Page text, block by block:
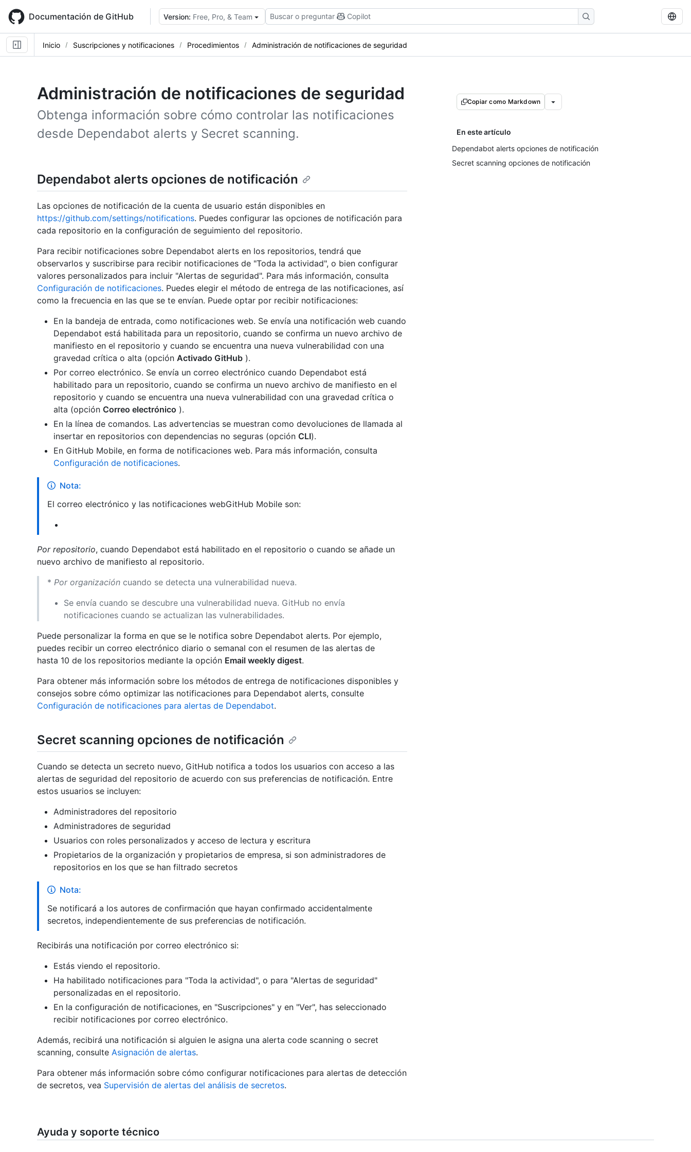
main
content
Documentación de GitHub Version: Free, Pro, & Team Buscar o preguntar Copilot
Inicio Suscripciones y notificaciones Procedimientos Administración de notificaciones de seguridad
Administración de notificaciones de seguridad
Obtenga información sobre cómo controlar las notificaciones
desde Dependabot alerts y Secret scanning.
Copiar como Markdown
En este artículo
Dependabot alerts opciones de notificación
Secret scanning opciones de notificación
Dependabot alerts opciones de notificación
Las opciones de notificación de la cuenta de usuario están disponibles en
https://github.com/settings/notifications. Puedes configurar las opciones de notificación para
cada repositorio en la configuración de seguimiento del repositorio.
Para recibir notificaciones sobre Dependabot alerts en los repositorios, tendrá que
observarlos y suscribirse para recibir notificaciones de "Toda la actividad", o bien configurar
valores personalizados para incluir "Alertas de seguridad". Para más información, consulta
Configuración de notificaciones. Puedes elegir el método de entrega de las notificaciones, así
como la frecuencia en las que se te envían. Puede optar por recibir notificaciones:
En la bandeja de entrada, como notificaciones web. Se envía una notificación web cuando
Dependabot está habilitada para un repositorio, cuando se confirma un nuevo archivo de
manifiesto en el repositorio y cuando se encuentra una nueva vulnerabilidad con una
gravedad crítica o alta (opción Activado GitHub ).
Por correo electrónico. Se envía un correo electrónico cuando Dependabot está
habilitado para un repositorio, cuando se confirma un nuevo archivo de manifiesto en el
repositorio y cuando se encuentra una nueva vulnerabilidad con una gravedad crítica o
alta (opción Correo electrónico ).
En la línea de comandos. Las advertencias se muestran como devoluciones de llamada al
insertar en repositorios con dependencias no seguras (opción CLI).
En GitHub Mobile, en forma de notificaciones web. Para más información, consulta
Configuración de notificaciones.
Nota:
El correo electrónico y las notificaciones webGitHub Mobile son:
Por repositorio, cuando Dependabot está habilitado en el repositorio o cuando se añade un
nuevo archivo de manifiesto al repositorio.
* Por organización cuando se detecta una vulnerabilidad nueva.
Se envía cuando se descubre una vulnerabilidad nueva. GitHub no envía
notificaciones cuando se actualizan las vulnerabilidades.
Puede personalizar la forma en que se le notifica sobre Dependabot alerts. Por ejemplo,
puedes recibir un correo electrónico diario o semanal con el resumen de las alertas de
hasta 10 de los repositorios mediante la opción Email weekly digest.
Para obtener más información sobre los métodos de entrega de notificaciones disponibles y
consejos sobre cómo optimizar las notificaciones para Dependabot alerts, consulte
Configuración de notificaciones para alertas de Dependabot.
Secret scanning opciones de notificación
Cuando se detecta un secreto nuevo, GitHub notifica a todos los usuarios con acceso a las
alertas de seguridad del repositorio de acuerdo con sus preferencias de notificación. Entre
estos usuarios se incluyen:
Administradores del repositorio
Administradores de seguridad
Usuarios con roles personalizados y acceso de lectura y escritura
Propietarios de la organización y propietarios de empresa, si son administradores de
repositorios en los que se han filtrado secretos
Nota:
Se notificará a los autores de confirmación que hayan confirmado accidentalmente
secretos, independientemente de sus preferencias de notificación.
Recibirás una notificación por correo electrónico si:
Estás viendo el repositorio.
Ha habilitado notificaciones para "Toda la actividad", o para "Alertas de seguridad"
personalizadas en el repositorio.
En la configuración de notificaciones, en "Suscripciones" y en "Ver", has seleccionado
recibir notificaciones por correo electrónico.
Además, recibirá una notificación si alguien le asigna una alerta code scanning o secret
scanning, consulte Asignación de alertas.
Para obtener más información sobre cómo configurar notificaciones para alertas de detección
de secretos, vea Supervisión de alertas del análisis de secretos.
Ayuda y soporte técnico